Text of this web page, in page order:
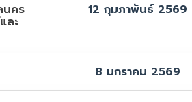
นคร
ละ
12 กุมภาพันธ์ 2569
8 มกราคม 2569